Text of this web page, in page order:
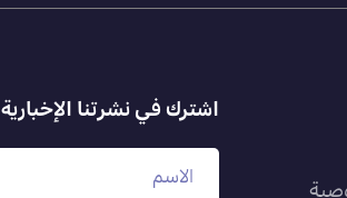
اشترك في نشرتنا الإخبارية